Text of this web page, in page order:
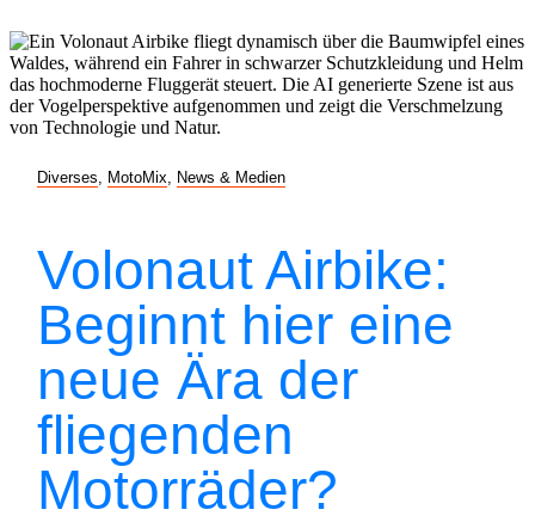
Diverses MotoMix News & Medien
Volonaut Airbike:
Beginnt hier eine
neue Ära der
fliegenden
Motorräder?